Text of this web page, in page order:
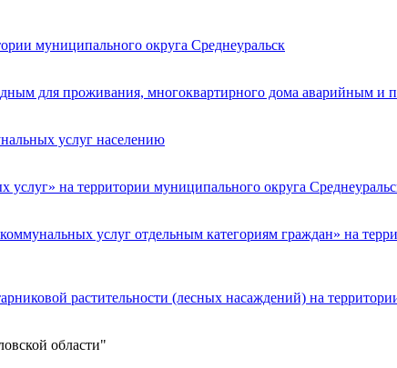
муниципального округа Среднеуральск
для проживания, многоквартирного дома аварийным и
услуг населению
на территории муниципального округа
услуг отдельным категориям граждан» на
растительности (лесных насаждений) на
области"